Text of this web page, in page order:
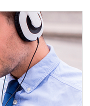
repuntes en
Federal reforzaron
ligeramente las